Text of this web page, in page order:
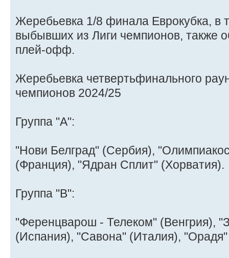
Жеребьевка 1/8 финала Еврокубка, в
выбывших из Лиги чемпионов, также
плей-офф.
Жеребьевка четвертьфинального
чемпионов 2024/25
Группа "А":
"Нови Белград" (Сербия),
(Франция), "Ядран Сплит" (Хорватия).
Группа "B":
"Ференцварош - Телеком" (Венгрия),
(Испания), "Савона" (Италия),